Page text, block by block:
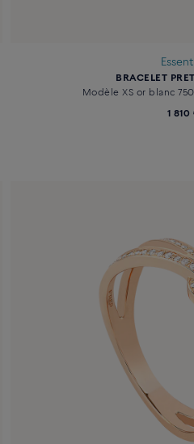
BRACELET
Modèle XS or blanc
1 810